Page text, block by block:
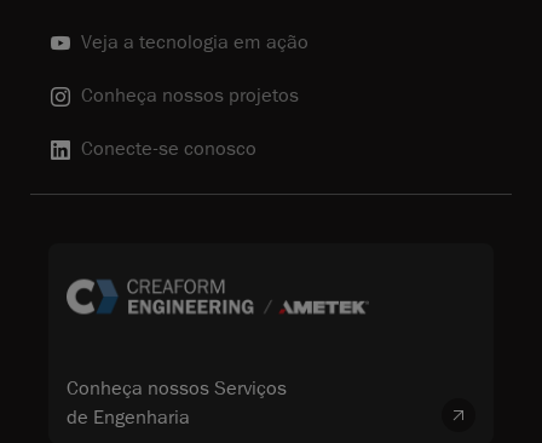
Veja a tecnologia em ação
Conheça nossos projetos
Conecte-se conosco
Conheça nossos Serviços
de Engenharia